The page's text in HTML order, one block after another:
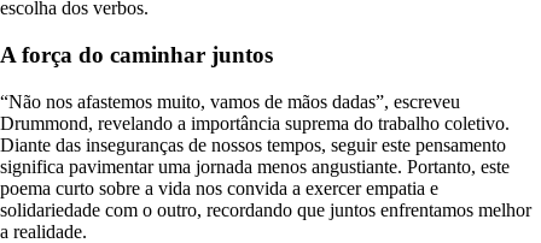
escolha dos verbos.
A força do caminhar juntos
“Não nos afastemos muito, vamos de mãos dadas”, escreveu
Drummond, revelando a importância suprema do trabalho coletivo.
Diante das inseguranças de nossos tempos, seguir este pensamento
significa pavimentar uma jornada menos angustiante. Portanto, este
poema curto sobre a vida nos convida a exercer empatia e
solidariedade com o outro, recordando que juntos enfrentamos melhor
a realidade.